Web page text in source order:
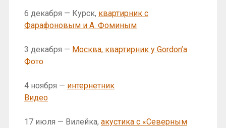
6 декабря — Курск, квартирник с
Фарафоновым и А. Фоминым
3 декабря — Москва, квартирник у Gordon’a
Фото
4 ноября — интернетник
Видео
17 июля — Вилейка, акустика с «Северным